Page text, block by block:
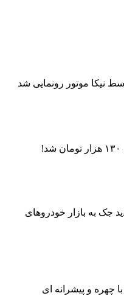
جک به بازار خودروهای
جانشین سوبا M4 با چهره و پیشرانه ای